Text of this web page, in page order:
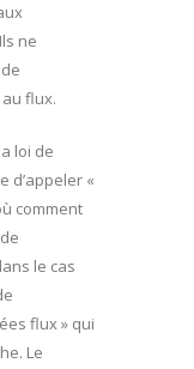
ne
flux.
loi de
d’appeler «
comment
le cas
flux » qui
Le